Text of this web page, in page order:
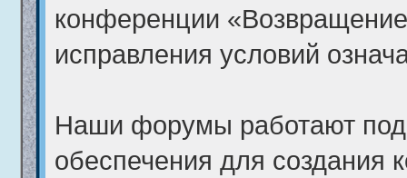
конференции
исправления условий
Наши форумы работают
обеспечения для